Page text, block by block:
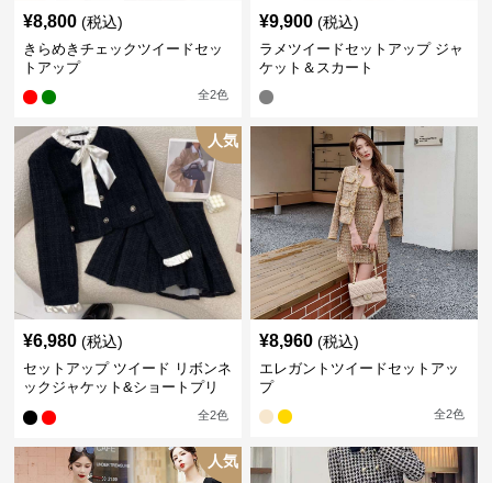
¥8,800 (税込)
きらめきチェックツイードセッ
トアップ
全2色
¥9,900 (税込)
ラメツイードセットアップ ジャ
ケット＆スカート
人気
¥6,980 (税込)
セットアップ ツイード リボンネ
ックジャケット&ショートプリ
全2色
¥8,960 (税込)
エレガントツイードセットアッ
プ
全2色
人気